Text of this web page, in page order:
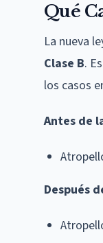
Qué
La nueva
Clase B.
los casos
Antes de
Después